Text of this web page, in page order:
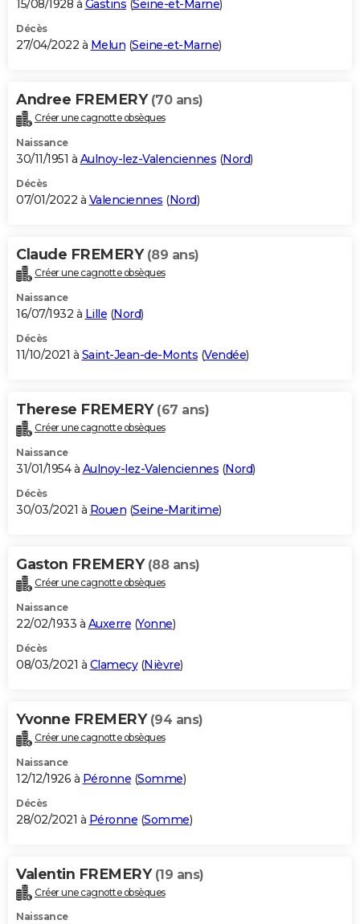
15/08/1928 à Gastins (Seine-et-Marne)
Décès
27/04/2022 à Melun (Seine-et-Marne)
Andree FREMERY (70 ans)
Créer une cagnotte obsèques
Naissance
30/11/1951 à Aulnoy-lez-Valenciennes (Nord)
Décès
07/01/2022 à Valenciennes (Nord)
Claude FREMERY (89 ans)
Créer une cagnotte obsèques
Naissance
16/07/1932 à Lille (Nord)
Décès
11/10/2021 à Saint-Jean-de-Monts (Vendée)
Therese FREMERY (67 ans)
Créer une cagnotte obsèques
Naissance
31/01/1954 à Aulnoy-lez-Valenciennes (Nord)
Décès
30/03/2021 à Rouen (Seine-Maritime)
Gaston FREMERY (88 ans)
Créer une cagnotte obsèques
Naissance
22/02/1933 à Auxerre (Yonne)
Décès
08/03/2021 à Clamecy(Nièvre)
Yvonne FREMERY (94 ans)
Créer une cagnotte obsèques
Naissance
12/12/1926 à Péronne (Somme)
Décès
28/02/2021 à Péronne (Somme)
Valentin FREMERY (19 ans)
Créer une cagnotte obsèques
Naissance